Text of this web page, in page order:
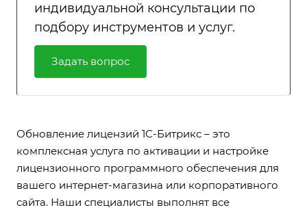
индивидуальной консультации по
подбору инструментов и услуг.
Задать вопрос
Обновление лицензий 1С-Битрикс – это
комплексная услуга по активации и настройке
лицензионного программного обеспечения для
вашего интернет-магазина или корпоративного
сайта. Наши специалисты выполнят все